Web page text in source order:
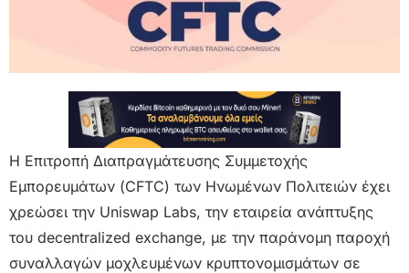
Η Επιτροπή Διαπραγμάτευσης Συμμετοχής
Εμπορευμάτων (CFTC) των Ηνωμένων Πολιτειών έχει
χρεώσει την Uniswap Labs, την εταιρεία ανάπτυξης
του decentralized exchange, με την παράνομη παροχή
συναλλαγών μοχλευμένων κρυπτονομισμάτων σε